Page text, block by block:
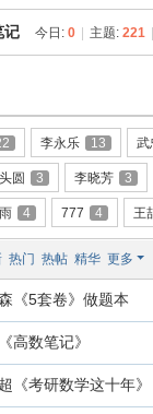
记 今日: 0 主题: 221
李永乐 13 武
圆 3 李晓芳 3
4 777 4 王
热门 热帖 精华 更多
《5套卷》做题本
高数笔记》
《考研数学这十年》